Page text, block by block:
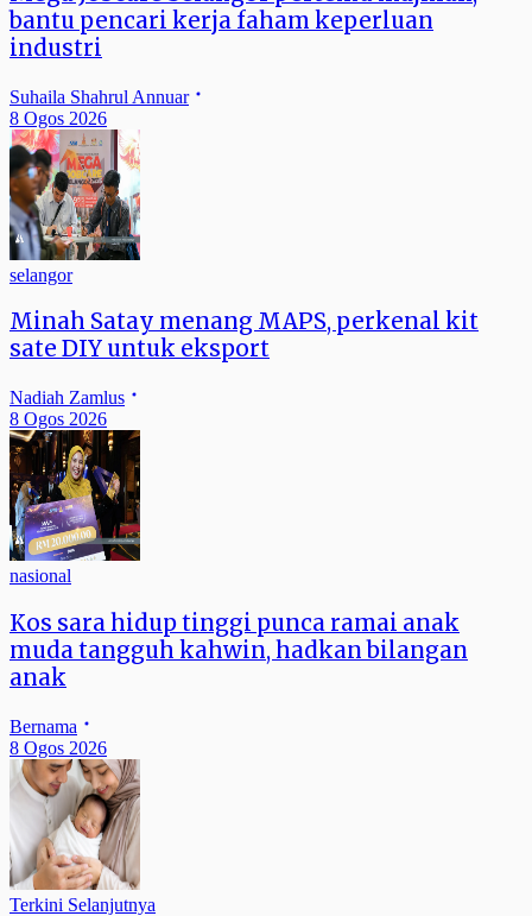
bantu pencari kerja faham keperluan
industri
Suhaila Shahrul Annuar
8 Ogos 2026
selangor
Minah Satay menang MAPS, perkenal kit
sate DIY untuk eksport
Nadiah Zamlus
8 Ogos 2026
nasional
Kos sara hidup tinggi punca ramai anak
muda tangguh kahwin, hadkan bilangan
anak
Bernama
8 Ogos 2026
Terkini Selanjutnya